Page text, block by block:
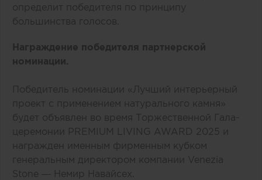
определит победителя по принципу
большинства голосов.
Награждение победителя партнерской
номинации.
Победитель номинации «Лучший интерьерный
проект с применением натурального камня»
будет объявлен во время Торжественной Гала-
церемонии PREMIUM LIVING AWARD 2025 и
награжден именным фирменным кубком
генеральным директором компании Venezia
Stone — Немир Навайсех.